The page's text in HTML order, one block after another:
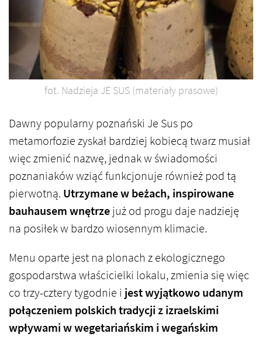
fot. Nadzieja JE SUS (materiały prasowe)
Dawny popularny poznański Je Sus po
metamorfozie zyskał bardziej kobiecą twarz musiał
więc zmienić nazwę, jednak w świadomości
poznaniaków wziąć funkcjonuje również pod tą
pierwotną. Utrzymane w beżach, inspirowane
bauhausem wnętrzejuż od progu daje nadzieję
na posiłek w bardzo wiosennym klimacie.
Menu oparte jest na plonach z ekologicznego
gospodarstwa właścicielki lokalu, zmienia się więc
co trzy-cztery tygodnie i jest wyjątkowo udanym
połączeniem polskich tradycji z izraelskimi
wpływami w wegetariańskim i wegańskim